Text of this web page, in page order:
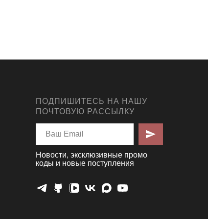
ПОДПИШИТЕСЬ НА НАШУ
ПОЧТОВУЮ РАССЫЛКУ
Новости, эксклюзивные промо
коды и новые поступления